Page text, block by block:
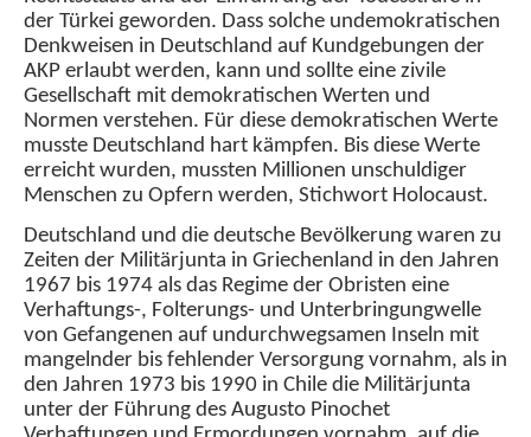
der Türkei geworden. Dass solche undemokratischen
Denkweisen in Deutschland auf Kundgebungen der
AKP erlaubt werden, kann und sollte eine zivile
Gesellschaft mit demokratischen Werten und
Normen verstehen. Für diese demokratischen Werte
musste Deutschland hart kämpfen. Bis diese Werte
erreicht wurden, mussten Millionen unschuldiger
Menschen zu Opfern werden, Stichwort Holocaust.
Deutschland und die deutsche Bevölkerung waren zu
Zeiten der Militärjunta in Griechenland in den Jahren
1967 bis 1974 als das Regime der Obristen eine
Verhaftungs-, Folterungs- und Unterbringungwelle
von Gefangenen auf undurchwegsamen Inseln mit
mangelnder bis fehlender Versorgung vornahm, als in
den Jahren 1973 bis 1990 in Chile die Militärjunta
unter der Führung des Augusto Pinochet